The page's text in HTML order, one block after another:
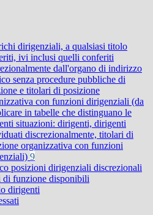
dirigenziali, a qualsiasi titolo
ivi inclusi quelli conferiti
dall'organo di indirizzo
senza procedure pubbliche di
e titolari di posizione
con funzioni dirigenziali (da
in tabelle che distinguano le
situazioni: dirigenti, dirigenti
discrezionalmente, titolari di
organizzativa con funzioni
9
posizioni dirigenziali discrezionali
di funzione disponibili
dirigenti